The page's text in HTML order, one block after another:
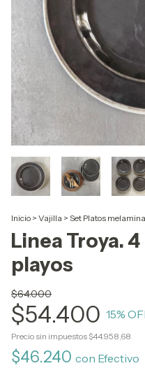
Inicio > Vajilla > Set Platos
Linea Troya.
playos
$64.000
$54.400 15%
Precio sin impuestos $44.958,68
$46.240 con Efectivo